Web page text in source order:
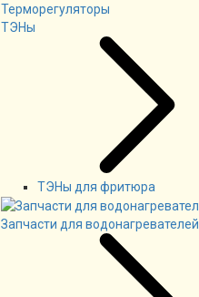
Терморегуляторы
ТЭНы
ТЭНы для фритюра
Запчасти для водонагревателей